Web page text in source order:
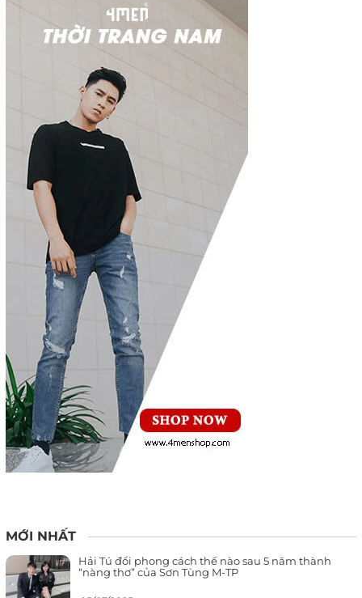
MỚI NHẤT
Hải Tú đổi phong cách thế nào sau 5 năm thành
“nàng thơ” của Sơn Tùng M-TP